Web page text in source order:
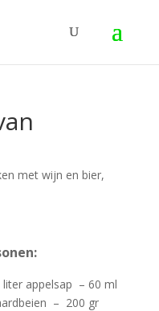
met wijn en bier,
appelsap – 60 ml
– 200 gr